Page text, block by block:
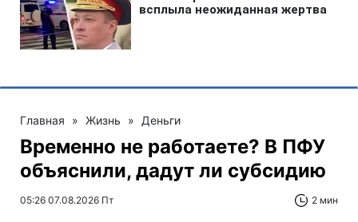
Главная » Жизнь » Деньги
Временно не работаете? В ПФУ
объяснили, дадут ли субсидию
05:26 07.08.2026 Пт 2 мин